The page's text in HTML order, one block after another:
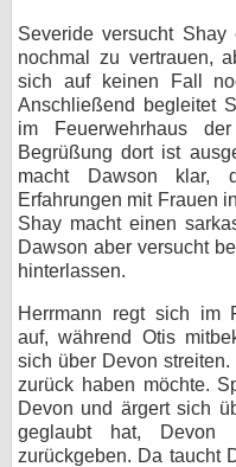
Severide versucht
nochmal zu vertrauen,
sich auf keinen Fall
Anschließend begleitet
im Feuerwehrhaus
Begrüßung dort ist
macht Dawson klar,
Erfahrungen mit Frauen
Shay macht einen
Dawson aber versucht
hinterlassen.
Herrmann regt sich im
auf, während Otis
sich über Devon
zurück haben möchte.
Devon und ärgert sich
geglaubt hat, Devon
zurückgeben. Da taucht